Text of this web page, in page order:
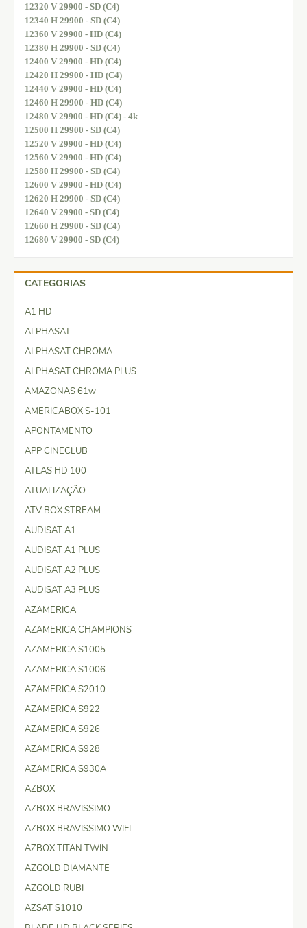
12320 V 29900 - SD (C4)
12340 H 29900 - SD (C4)
12360 V 29900 - HD (C4)
12380 H 29900 - SD (C4)
12400 V 29900 - HD (C4)
12420 H 29900 - HD (C4)
12440 V 29900 - HD (C4)
12460 H 29900 - HD (C4)
12480 V 29900 - HD (C4) - 4k
12500 H 29900 - SD (C4)
12520 V 29900 - HD (C4)
12560 V 29900 - HD (C4)
12580 H 29900 - SD (C4)
12600 V 29900 - HD (C4)
12620 H 29900 - SD (C4)
12640 V 29900 - SD (C4)
12660 H 29900 - SD (C4)
12680 V 29900 - SD (C4)
CATEGORIAS
A1 HD
ALPHASAT
ALPHASAT CHROMA
ALPHASAT CHROMA PLUS
AMAZONAS 61w
AMERICABOX S-101
APONTAMENTO
APP CINECLUB
ATLAS HD 100
ATUALIZAÇÃO
ATV BOX STREAM
AUDISAT A1
AUDISAT A1 PLUS
AUDISAT A2 PLUS
AUDISAT A3 PLUS
AZAMERICA
AZAMERICA CHAMPIONS
AZAMERICA S1005
AZAMERICA S1006
AZAMERICA S2010
AZAMERICA S922
AZAMERICA S926
AZAMERICA S928
AZAMERICA S930A
AZBOX
AZBOX BRAVISSIMO
AZBOX BRAVISSIMO WIFI
AZBOX TITAN TWIN
AZGOLD DIAMANTE
AZGOLD RUBI
AZSAT S1010